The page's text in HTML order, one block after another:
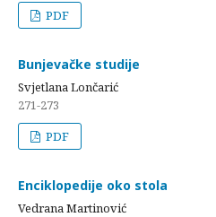
PDF
Bunjevačke studije
Svjetlana Lončarić
271-273
PDF
Enciklopedije oko stola
Vedrana Martinović